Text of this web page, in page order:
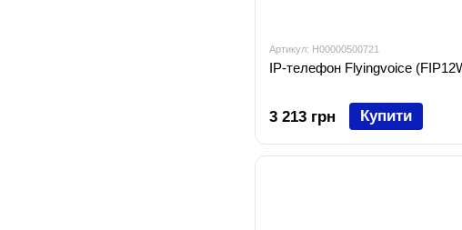
Артикул: H00000500721
IP-телефон Flyingvoice
3 213 грн Купити